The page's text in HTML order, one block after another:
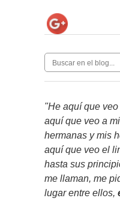
"He aquí que
aquí que veo a
hermanas y mis
aquí que veo el
hasta sus
me llaman, me
lugar entre ellos,